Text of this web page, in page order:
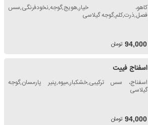
کاهو، خیار,هویج,گوجه,نخودفرنگی,سس
فصل,ذرت,کلم,گوجه گیلاسی
94,000 تومان
اسفناج فییت
اسفناج، سس ترکیبی,خشکبار,میوه,پنیر پارمسان,گوجه
گیلاسی
94,000 تومان